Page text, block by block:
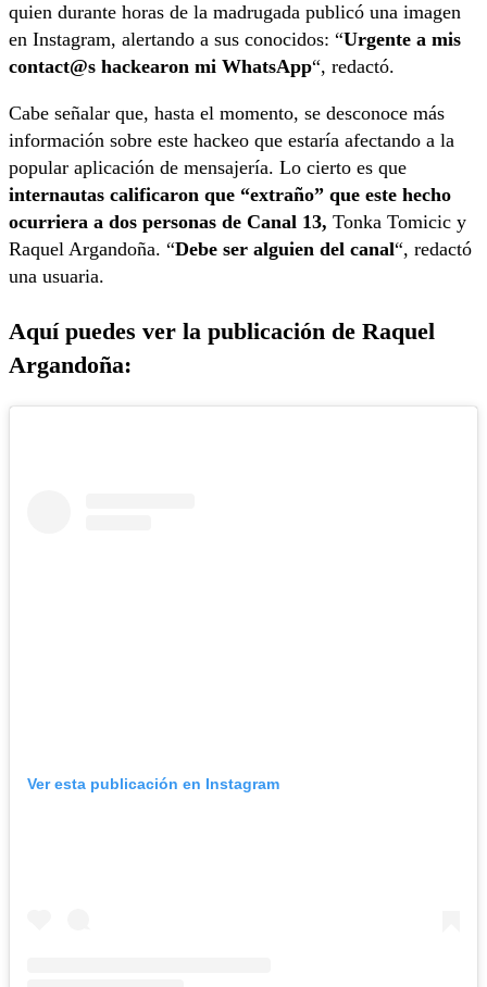
quien durante horas de la madrugada publicó una imagen
en Instagram, alertando a sus conocidos: “Urgente a mis
contact@s hackearon mi WhatsApp“, redactó.
Cabe señalar que, hasta el momento, se desconoce más
información sobre este hackeo que estaría afectando a la
popular aplicación de mensajería. Lo cierto es que
internautas calificaron que “extraño” que este hecho
ocurriera a dos personas de Canal 13, Tonka Tomicic y
Raquel Argandoña. “Debe ser alguien del canal“, redactó
una usuaria.
Aquí puedes ver la publicación de Raquel
Argandoña:
Ver esta publicación en Instagram